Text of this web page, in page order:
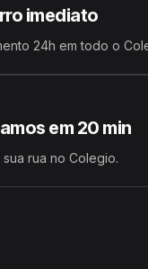
imediato
24h em todo o
em 20 min
sua rua no Colegio.